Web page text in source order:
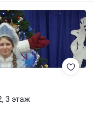
3 этаж